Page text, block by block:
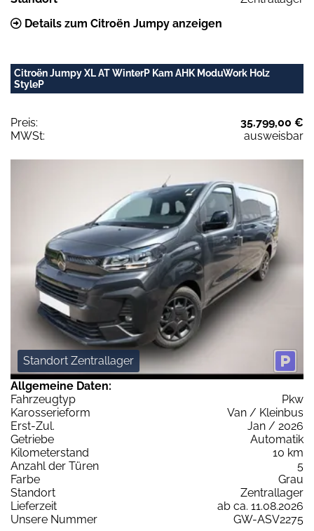
Details zum Citroën Jumpy anzeigen
Citroën Jumpy XL AT WinterP Kam AHK ModuWork Holz
StyleP
Preis:
35.799,00 €
MWSt:
ausweisbar
Standort Zentrallager
Allgemeine Daten:
Fahrzeugtyp
Pkw
Karosserieform
Van / Kleinbus
Erst-Zul.
Jan / 2026
Getriebe
Automatik
Kilometerstand
10 km
Anzahl der Türen
5
Farbe
Grau
Standort
Zentrallager
Lieferzeit
ab ca. 11.08.2026
Unsere Nummer
GW-ASV2275